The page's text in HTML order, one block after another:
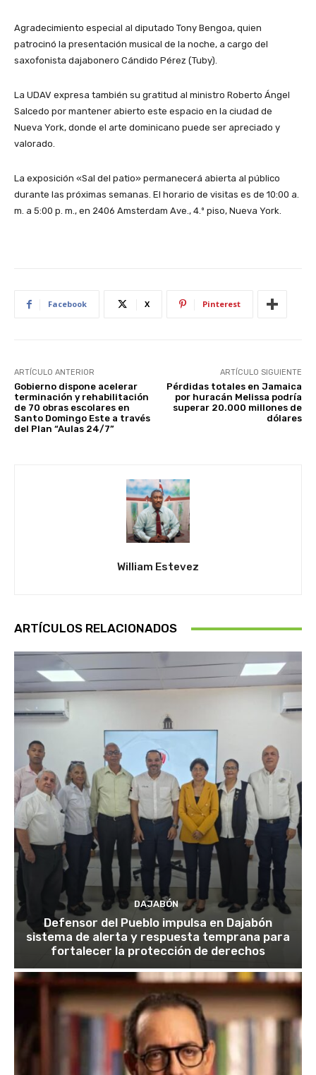
Agradecimiento especial al diputado Tony Bengoa, quien
patrocinó la presentación musical de la noche, a cargo del
saxofonista dajabonero Cándido Pérez (Tuby).
La UDAV expresa también su gratitud al ministro Roberto Ángel
Salcedo por mantener abierto este espacio en la ciudad de
Nueva York, donde el arte dominicano puede ser apreciado y
valorado.
La exposición «Sal del patio» permanecerá abierta al público
durante las próximas semanas. El horario de visitas es de 10:00 a.
m. a 5:00 p. m., en 2406 Amsterdam Ave., 4.º piso, Nueva York.
Facebook X Pinterest
ARTÍCULO ANTERIOR
Gobierno dispone acelerar
terminación y rehabilitación
de 70 obras escolares en
Santo Domingo Este a través
del Plan “Aulas 24/7”
ARTÍCULO SIGUIENTE
Pérdidas totales en Jamaica
por huracán Melissa podría
superar 20.000 millones de
dólares
William Estevez
ARTÍCULOS RELACIONADOS
DAJABÓN
Defensor del Pueblo impulsa en Dajabón
sistema de alerta y respuesta temprana para
fortalecer la protección de derechos